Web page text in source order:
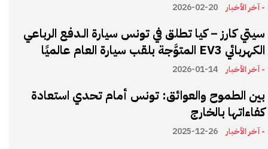
- آخر الأخبار 2026-02-20
سيتي كارز – كيا تطلق في تونس سيارة الـدفع الرباعي
الكهربائي EV3 المتوَّجة بلقب سيارة العام عالميًا
- آخر الأخبار 2026-01-14
بين الطموح والعوائق: تونس أمام تحدي استعادة
كفاءاتها بالخارج
- آخر الأخبار 2025-12-26